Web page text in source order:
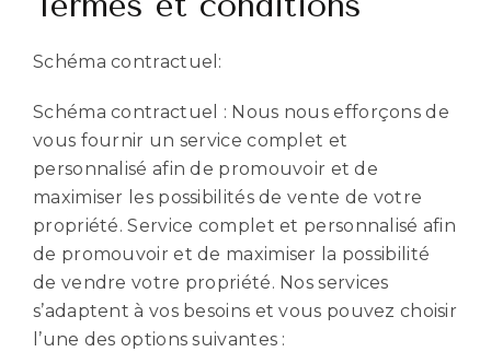
Schéma contractuel:
Schéma contractuel : Nous nous efforçons de
vous fournir un service complet et
personnalisé afin de promouvoir et de
maximiser les possibilités de vente de votre
propriété. Service complet et personnalisé afin
de promouvoir et de maximiser la possibilité
de vendre votre propriété. Nos services
s’adaptent à vos besoins et vous pouvez choisir
l’une des options suivantes :